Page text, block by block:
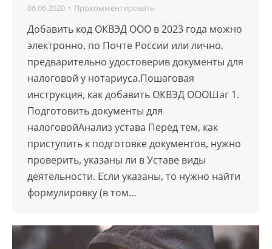
06.06.2020
Прокомментировать
Добавить код ОКВЭД ООО в 2023 года можно
электронно, по Почте России или лично,
предварительно удостоверив документы для
налоговой у нотариуса.Пошаговая
инструкция, как добавить ОКВЭД ОООШаг 1.
Подготовить документы для
налоговойАнализ устава Перед тем, как
приступить к подготовке документов, нужно
проверить, указаны ли в Уставе виды
деятельности. Если указаны, то нужно найти
формулировку (в том…